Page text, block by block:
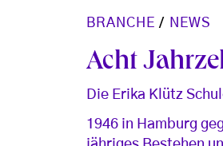
BRANCHE / NEWS
Acht
Die Erika Klütz
1946 in Hamburg